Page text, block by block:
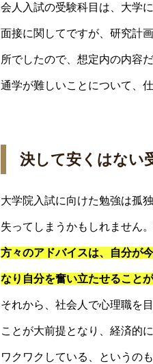
会人入試の受験科目は、大学
面接に関してですが、研究計
所でしたので、想定内の内容
通学が難しいことについて、
決して安くはない
大学院入試に向けた勉強は孤
失ってしまうかもしれません
方々のアドバイスは、自分が
なり自分を奮い立たせること
それから、社会人で心理職を
ことが大前提となり、経済的
ワクワクしている、というの